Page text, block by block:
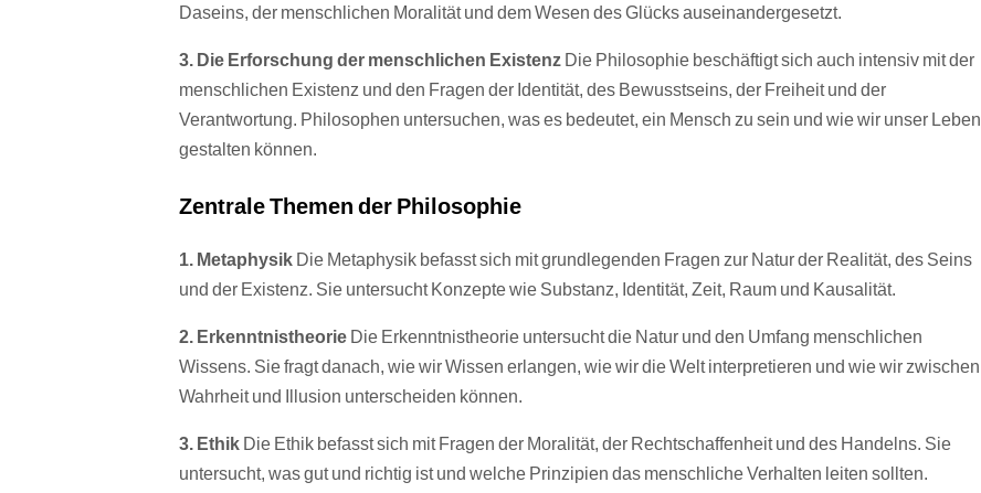
Daseins, der menschlichen Moralität und dem Wesen des Glücks auseinandergesetzt.
3. Die Erforschung der menschlichen Existenz Die Philosophie beschäftigt sich auch intensiv mit der
menschlichen Existenz und den Fragen der Identität, des Bewusstseins, der Freiheit und der
Verantwortung. Philosophen untersuchen, was es bedeutet, ein Mensch zu sein und wie wir unser Leben
gestalten können.
Zentrale Themen der Philosophie
1. Metaphysik Die Metaphysik befasst sich mit grundlegenden Fragen zur Natur der Realität, des Seins
und der Existenz. Sie untersucht Konzepte wie Substanz, Identität, Zeit, Raum und Kausalität.
2. Erkenntnistheorie Die Erkenntnistheorie untersucht die Natur und den Umfang menschlichen
Wissens. Sie fragt danach, wie wir Wissen erlangen, wie wir die Welt interpretieren und wie wir zwischen
Wahrheit und Illusion unterscheiden können.
3. Ethik Die Ethik befasst sich mit Fragen der Moralität, der Rechtschaffenheit und des Handelns. Sie
untersucht, was gut und richtig ist und welche Prinzipien das menschliche Verhalten leiten sollten.